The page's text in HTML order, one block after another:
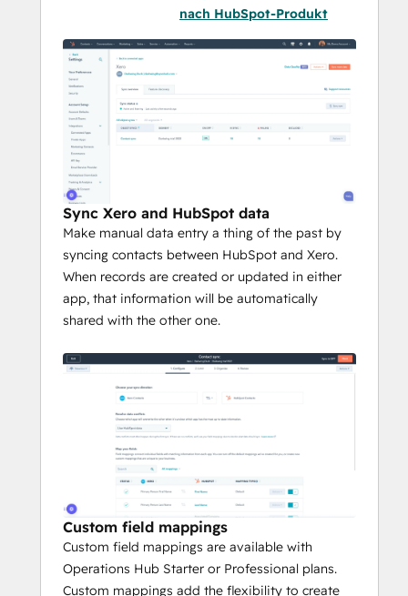
will sync right away, and updates will
Note: Please see below which objects sync
under "Shared Data". You can also check
out
the integration built by Xero
nach HubSpot-Produkt
Sync Xero and HubSpot data
Make manual data entry a thing of the past by
syncing contacts between HubSpot and Xero.
When records are created or updated in either
app, that information will be automatically
shared with the other one.
Custom field mappings
Custom field mappings are available with
Operations Hub Starter or Professional plans.
Custom mappings add the flexibility to create